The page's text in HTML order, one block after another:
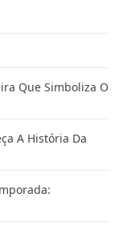
Que Simboliza O
A História Da